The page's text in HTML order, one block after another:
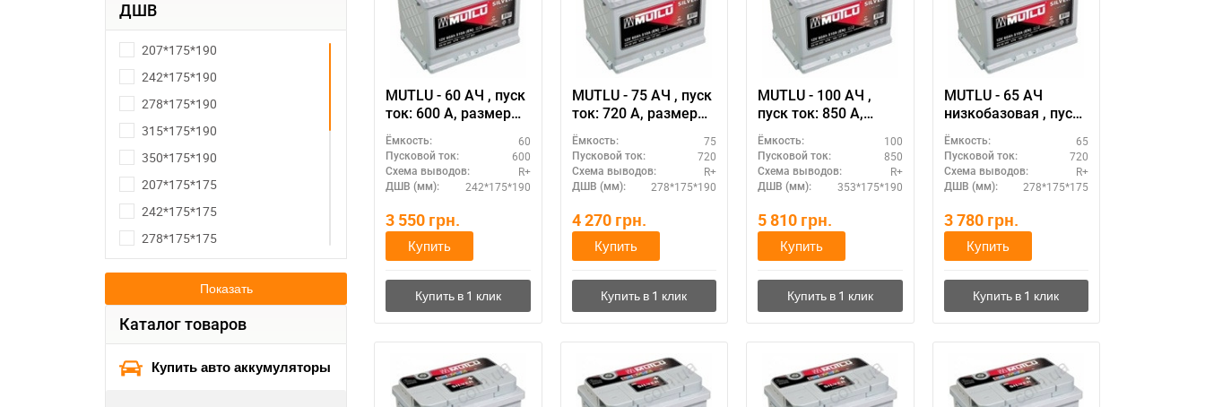
ДШВ
207*175*190
242*175*190
278*175*190
315*175*190
350*175*190
207*175*175
242*175*175
278*175*175
187*127*227
238*129*227
230*175*225
260*175*220
Показать
Каталог товаров
Купить авто аккумуляторы
MUTLU - 60 АЧ , пуск
ток: 600 А, размер
аккумулятора Мутлу
(Турция): 242 Х 175 Х
190 мм.
Ёмкость: 60
Пусковой ток: 600
Схема выводов: R+
ДШВ (мм): 242*175*190
3 550 грн.
Купить
MUTLU - 75 АЧ , пуск
ток: 720 А, размер
аккумулятора Мутлу
(Турция): 278 Х 175 Х
190 мм.
Ёмкость: 75
Пусковой ток: 720
Схема выводов: R+
ДШВ (мм): 278*175*190
4 270 грн.
Купить
MUTLU - 100 АЧ ,
пуск ток: 850 А,
размер
аккумулятора Мутлу
(Турция): 353 Х 175 Х
190 мм.
Ёмкость: 100
Пусковой ток: 850
Схема выводов: R+
ДШВ (мм): 353*175*190
5 810 грн.
Купить
MUTLU - 65 АЧ
низкобазовая , пуск
ток: 720 А, размер
аккумулятора Мутлу
(Турция): 278 Х 175 Х
175 мм.
Ёмкость: 65
Пусковой ток: 720
Схема выводов: R+
ДШВ (мм): 278*175*175
3 780 грн.
Купить